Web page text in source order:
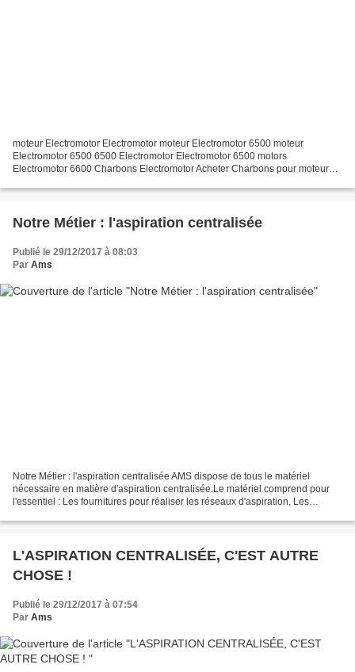
moteur Electromotor Electromotor moteur Electromotor 6500 moteur
Electromotor 6500 6500 Electromotor Electromotor 6500 motors
Electromotor 6600 Charbons Electromotor Acheter Charbons pour moteurs
Notre Métier : l'aspiration centralisée
Publié le 29/12/2017 à 08:03
Par Ams
Notre Métier : l'aspiration centralisée AMS dispose de tous le matériel
nécessaire en matière d'aspiration centralisée.Le matériel comprend pour
l'essentiel : Les fournitures pour réaliser les réseaux d'aspiration, Les
L'ASPIRATION CENTRALISÉE, C'EST AUTRE
CHOSE !
Publié le 29/12/2017 à 07:54
Par Ams